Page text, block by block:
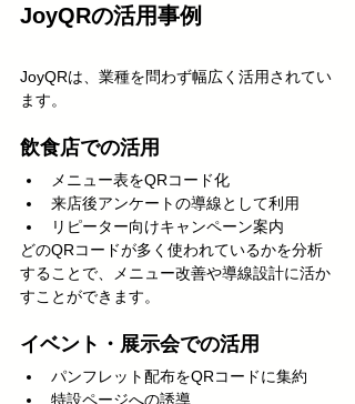
JoyQRの活用事例
JoyQRは、業種を問わず幅広く活用されてい
ます。
飲食店での活用
メニュー表をQRコード化
来店後アンケートの導線として利用
リピーター向けキャンペーン案内
どのQRコードが多く使われているかを分析
することで、メニュー改善や導線設計に活か
すことができます。
イベント・展示会での活用
パンフレット配布をQRコードに集約
特設ページへの誘導